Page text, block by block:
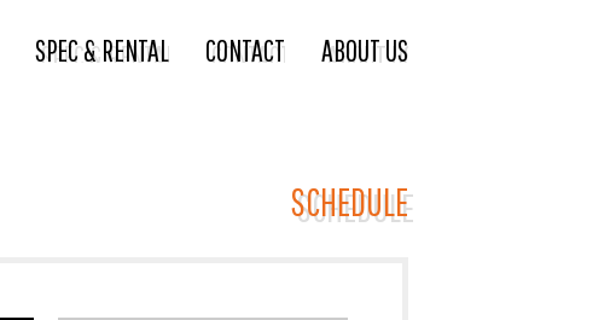
SPEC & RENTAL CONTACT ABOUT US
SCHEDULE